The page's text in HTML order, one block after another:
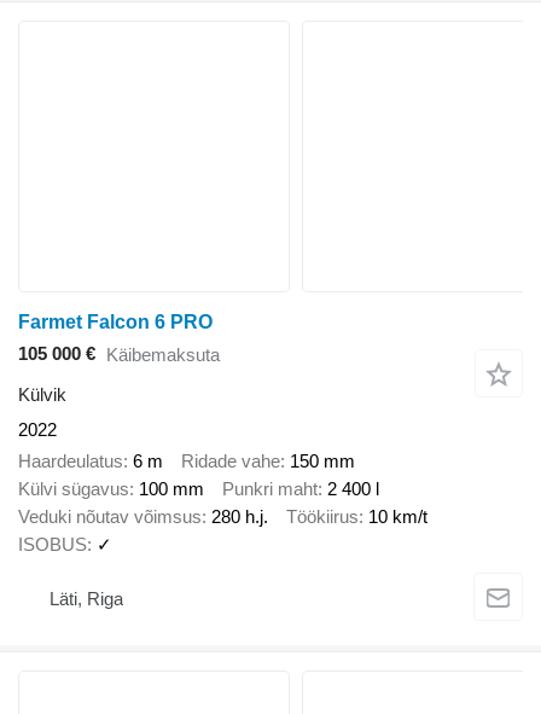
Farmet Falcon 6 PRO
105 000 € Käibemaksuta
Külvik
2022
Haardeulatus 6 m Ridade vahe 150 mm
Külvi sügavus 100 mm Punkri maht 2 400 l
Veduki nõutav võimsus 280 h.j. Töökiirus 10 km/t
ISOBUS ✓
Läti, Riga